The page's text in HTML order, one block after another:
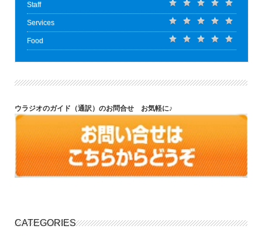
Staff
Services
Food
ウラジオのガイド（通訳）のお問合せ お気軽に♪
CATEGORIES